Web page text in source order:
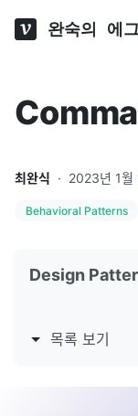
완숙의 에
최완식 · 2023년 1월
Behavioral Patterns
Design
목록 보기